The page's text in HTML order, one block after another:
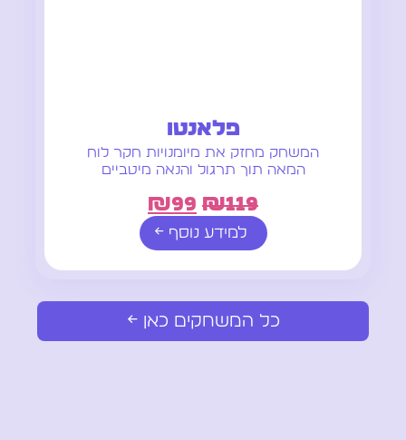
פלאנטו
המשחק מחזק את מיומנויות חקר לוח
המאה תוך תרגול והנאה מיטביים
₪119
₪99
למידע נוסף ←
כל המשחקים כאן ←